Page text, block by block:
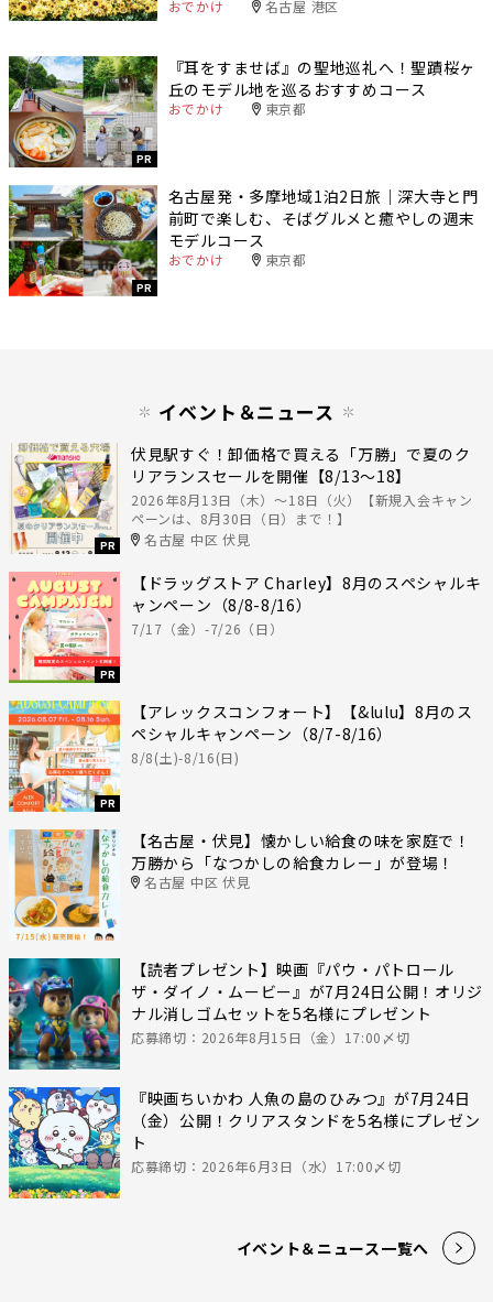
おでかけ 名古屋 港区
PR
『耳をすませば』の聖地巡礼へ！聖蹟桜ヶ
丘のモデル地を巡るおすすめコース
おでかけ 東京都
PR
名古屋発・多摩地域1泊2日旅｜深大寺と門
前町で楽しむ、そばグルメと癒やしの週末
モデルコース
おでかけ 東京都
イベント＆ニュース
PR
伏見駅すぐ！卸価格で買える「万勝」で夏のク
リアランスセールを開催【8/13〜18】
2026年8月13日（木）〜18日（火）【新規入会キャン
ペーンは、8月30日（日）まで！】
名古屋 中区 伏見
PR
【ドラッグストア Charley】8月のスペシャルキ
ャンペーン（8/8-8/16）
7/17（金）-7/26（日）
PR
【アレックスコンフォート】【&lulu】8月のス
ペシャルキャンペーン（8/7-8/16）
8/8(土)-8/16(日)
【名古屋・伏見】懐かしい給食の味を家庭で！
万勝から「なつかしの給食カレー」が登場！
名古屋 中区 伏見
【読者プレゼント】映画『パウ・パトロール
ザ・ダイノ・ムービー』が7月24日公開！オリジ
ナル消しゴムセットを5名様にプレゼント
応募締切：2026年8月15日（金）17:00〆切
『映画ちいかわ 人魚の島のひみつ』が7月24日
（金）公開！クリアスタンドを5名様にプレゼン
ト
応募締切：2026年6月3日（水）17:00〆切
イベント＆ニュース一覧へ